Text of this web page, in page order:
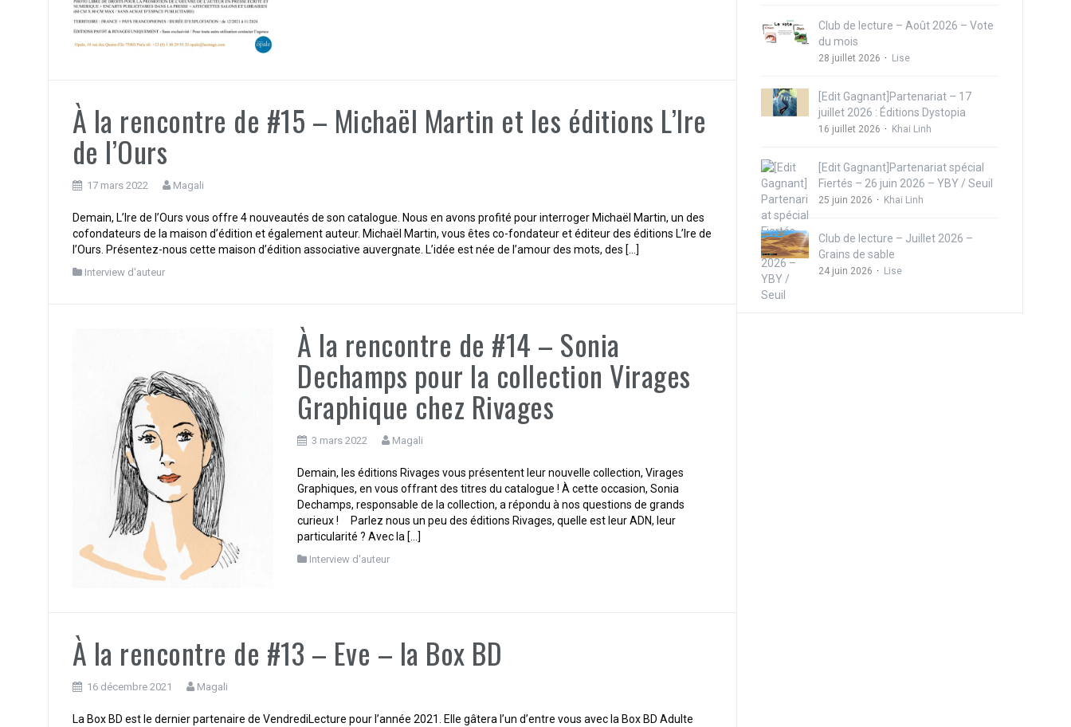
À la rencontre de #15 – Michaël Martin et les éditions L’Ire
de l’Ours
17 mars 2022 Magali
Demain, L’Ire de l’Ours vous offre 4 nouveautés de son catalogue. Nous en avons profité pour interroger Michaël Martin, un des
cofondateurs de la maison d’édition et également auteur. Michaël Martin, vous êtes co-fondateur et éditeur des éditions L’Ire de
l’Ours. Présentez-nous cette maison d’édition associative auvergnate. L’idée est née de l’amour des mots, des […]
Interview d'auteur
À la rencontre de #14 – Sonia
Dechamps pour la collection Virages
Graphique chez Rivages
3 mars 2022 Magali
Demain, les éditions Rivages vous présentent leur nouvelle collection, Virages
Graphiques, en vous offrant des titres du catalogue ! À cette occasion, Sonia
Dechamps, responsable de la collection, a répondu à nos questions de grands
curieux ! Parlez nous un peu des éditions Rivages, quelle est leur ADN, leur
particularité ? Avec la […]
Interview d'auteur
À la rencontre de #13 – Eve – la Box BD
16 décembre 2021 Magali
La Box BD est le dernier partenaire de VendrediLecture pour l’année 2021. Elle gâtera l’un d’entre vous avec la Box BD Adulte
Club de lecture – Août 2026 – Vote
du mois
28 juillet 2026 Lise
[Edit Gagnant]Partenariat – 17
juillet 2026 : Éditions Dystopia
16 juillet 2026 Khai Linh
[Edit Gagnant]Partenariat spécial
Fiertés – 26 juin 2026 – YBY / Seuil
25 juin 2026 Khai Linh
Club de lecture – Juillet 2026 –
Grains de sable
24 juin 2026 Lise